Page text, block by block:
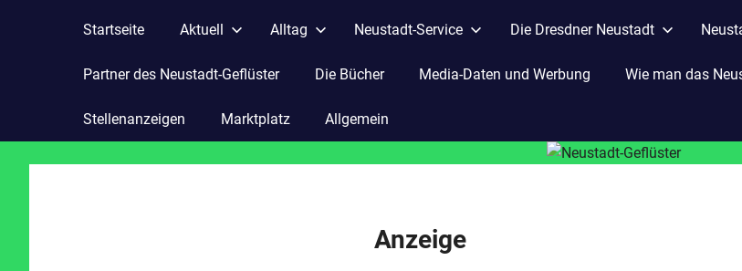
Startseite Aktuell Alltag Neustadt-Service Die Dresdner Neustadt
Partner des Neustadt-Geflüster Die Bücher Media-Daten und Werbung Wie man das
Stellenanzeigen Marktplatz Allgemein
Anzeige